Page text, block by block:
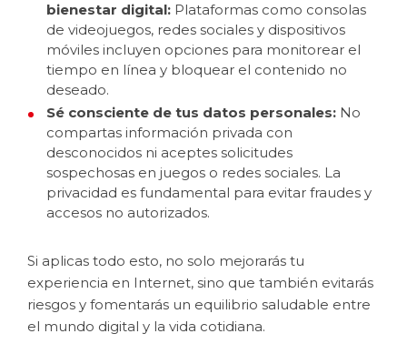
bienestar digital: Plataformas como consolas
de videojuegos, redes sociales y dispositivos
móviles incluyen opciones para monitorear el
tiempo en línea y bloquear el contenido no
deseado.
Sé consciente de tus datos personales: No
compartas información privada con
desconocidos ni aceptes solicitudes
sospechosas en juegos o redes sociales. La
privacidad es fundamental para evitar fraudes y
accesos no autorizados.
Si aplicas todo esto, no solo mejorarás tu
experiencia en Internet, sino que también evitarás
riesgos y fomentarás un equilibrio saludable entre
el mundo digital y la vida cotidiana.